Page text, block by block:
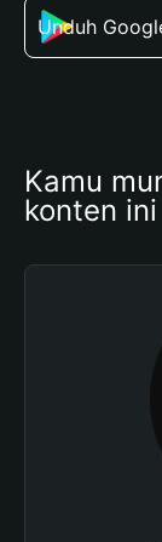
Unduh
Kamu
konten ini